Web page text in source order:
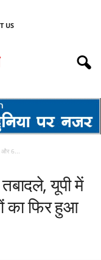
US
और 6...
यूपी में
का फिर हुआ